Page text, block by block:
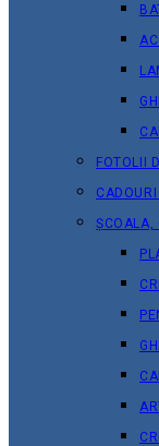
FOTOLII
ȘCOALA,